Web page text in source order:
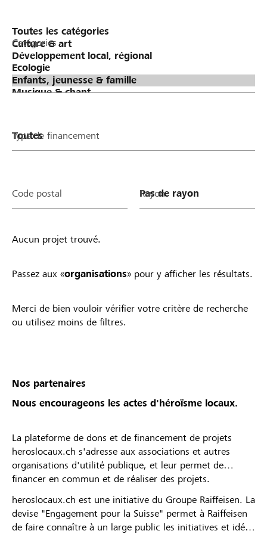
Catégories
Type de financement
Code postal Rayon
Aucun projet trouvé.
Passez aux «organisations» pour y afficher les résultats.
Merci de bien vouloir vérifier votre critère de recherche
ou utilisez moins de filtres.
Nos partenaires
Nous encourageons les actes d'héroïsme locaux.
La plateforme de dons et de financement de projets
heroslocaux.ch s'adresse aux associations et autres
organisations d'utilité publique, et leur permet de
financer en commun et de réaliser des projets.
heroslocaux.ch est une initiative du Groupe Raiffeisen. La
devise "Engagement pour la Suisse" permet à Raiffeisen
de faire connaître à un large public les initiatives et idées